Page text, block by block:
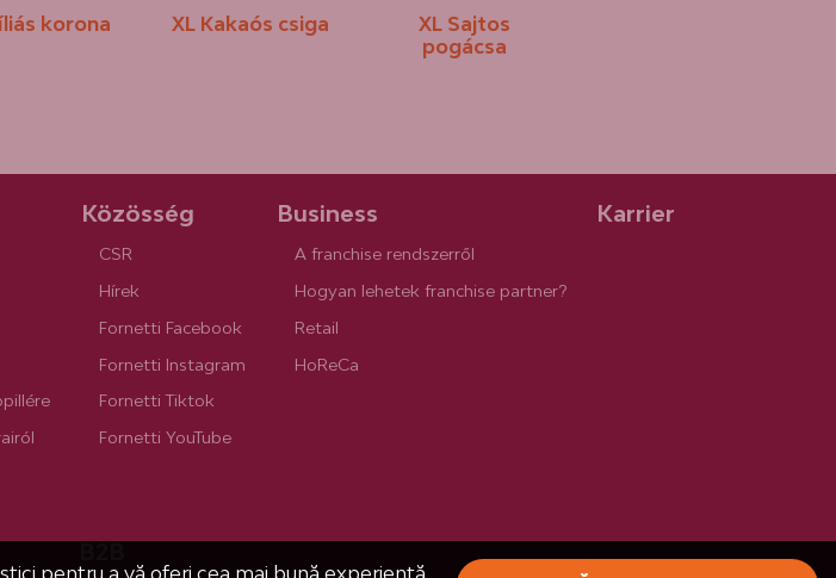
korona XL Kakaós csiga
XL Sajtos
pogácsa
Közösség
CSR
Hírek
Fornetti Facebook
Fornetti Instagram
Fornetti Tiktok
Fornetti YouTube
Business
A franchise rendszerről
Hogyan lehetek franchise partner?
Retail
HoReCa
Karrier
pentru a vă oferi cea mai bună experiență